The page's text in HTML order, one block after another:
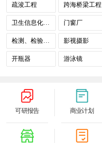
疏浚工程 跨海桥梁工程
门窗厂
影视摄影
开瓶器 游泳镜
可研报告 商业计划